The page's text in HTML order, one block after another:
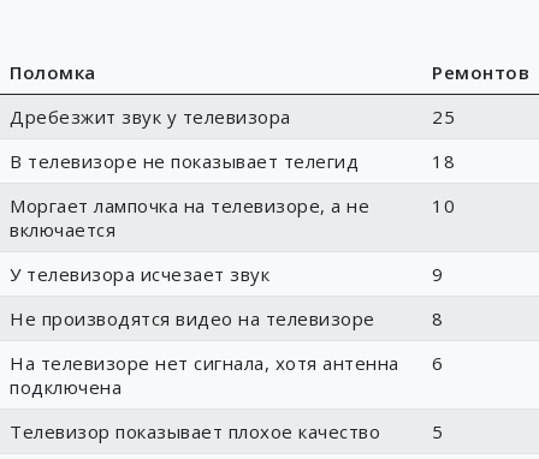
Поломка
Ремонтов
Дребезжит звук у телевизора
25
В телевизоре не показывает телегид
18
Моргает лампочка на телевизоре, а не
включается
10
У телевизора исчезает звук
9
Не производятся видео на телевизоре
8
На телевизоре нет сигнала, хотя антенна
подключена
6
Телевизор показывает плохое качество
5